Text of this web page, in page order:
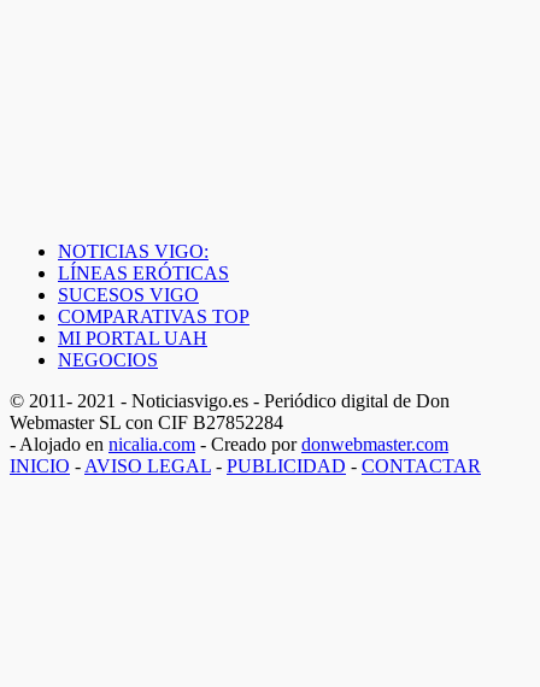
NOTICIAS VIGO:
LÍNEAS ERÓTICAS
SUCESOS VIGO
COMPARATIVAS TOP
MI PORTAL UAH
NEGOCIOS
© 2011- 2021 - Noticiasvigo.es - Periódico digital de Don
Webmaster SL con CIF B27852284
- Alojado en nicalia.com - Creado pordonwebmaster.com
INICIO - AVISO LEGAL - PUBLICIDAD - CONTACTAR